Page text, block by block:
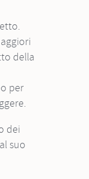
della
per
suo